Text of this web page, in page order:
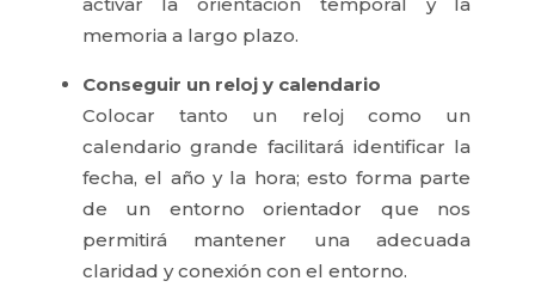
memoria a largo plazo.
Conseguir un reloj y calendario
Colocar tanto un reloj como un
calendario grande facilitará identificar la
fecha, el año y la hora; esto forma parte
de un entorno orientador que nos
permitirá mantener una adecuada
claridad y conexión con el entorno.